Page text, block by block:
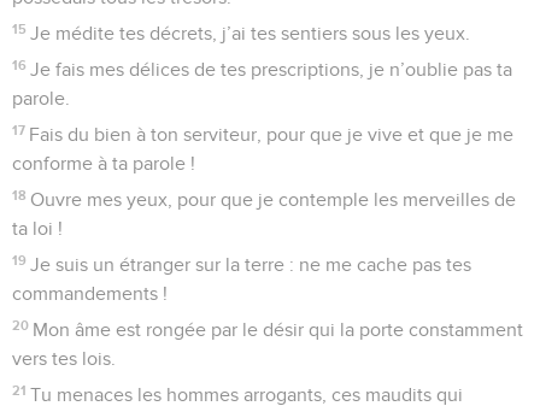
15 Je médite tes décrets, j’ai tes sentiers sous les yeux.
16 Je fais mes délices de tes prescriptions, je n’oublie pas ta
parole.
17 Fais du bien à ton serviteur, pour que je vive et que je me
conforme à ta parole !
18 Ouvre mes yeux, pour que je contemple les merveilles de
ta loi !
19 Je suis un étranger sur la terre : ne me cache pas tes
commandements !
20 Mon âme est rongée par le désir qui la porte constamment
vers tes lois.
21 Tu menaces les hommes arrogants, ces maudits qui